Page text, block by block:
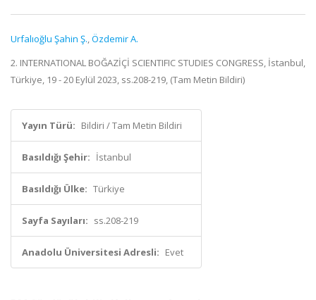
Urfalıoğlu Şahin Ş.,Özdemir A.
2. INTERNATIONAL BOĞAZİÇİ SCIENTIFIC STUDIES CONGRESS, İstanbul,
Türkiye, 19 - 20 Eylül 2023, ss.208-219, (Tam Metin Bildiri)
Yayın Türü: Bildiri / Tam Metin Bildiri
Basıldığı Şehir: İstanbul
Basıldığı Ülke: Türkiye
Sayfa Sayıları: ss.208-219
Anadolu Üniversitesi Adresli: Evet